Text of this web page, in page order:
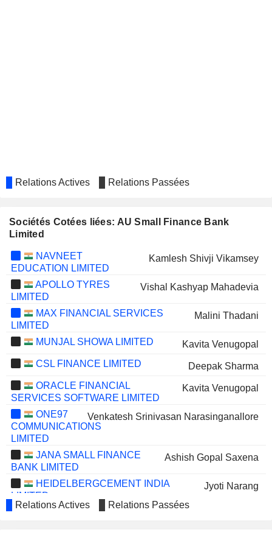
Relations Actives Relations Passées
Sociétés Cotées liées: AU Small Finance Bank
Limited
NAVNEET
EDUCATION LIMITED
Kamlesh Shivji Vikamsey
APOLLO TYRES
LIMITED
Vishal Kashyap Mahadevia
MAX FINANCIAL SERVICES
LIMITED
Malini Thadani
MUNJAL SHOWA LIMITED
Kavita Venugopal
CSL FINANCE LIMITED
Deepak Sharma
ORACLE FINANCIAL
SERVICES SOFTWARE LIMITED
Kavita Venugopal
ONE97
COMMUNICATIONS
LIMITED
Venkatesh Srinivasan Narasinganallore
JANA SMALL FINANCE
BANK LIMITED
Ashish Gopal Saxena
HEIDELBERGCEMENT INDIA
LIMITED
Jyoti Narang
MARGO FINANCE
Relations Actives Relations Passées